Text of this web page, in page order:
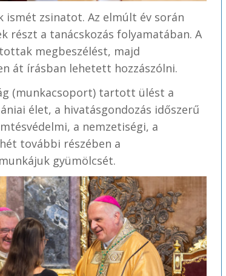
ismét zsinatot. Az elmúlt év során
részt a tanácskozás folyamatában. A
megbeszélést, majd
át írásban lehetett hozzászólni.
(munkacsoport) tartott ülést a
élet, a hivatásgondozás időszerű
a nemzetiségi, a
további részében a
gyümölcsét.